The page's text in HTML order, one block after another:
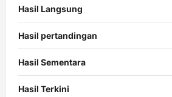
Hasil Langsung
Hasil pertandingan
Hasil Sementara
Hasil Terkini